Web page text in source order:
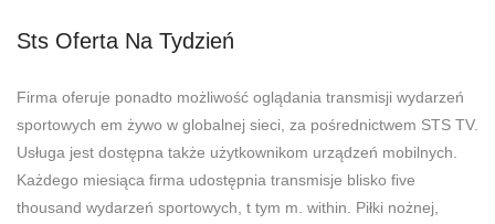
Sts Oferta Na Tydzień
Firma oferuje ponadto możliwość oglądania transmisji wydarzeń
sportowych em żywo w globalnej sieci, za pośrednictwem STS TV.
Usługa jest dostępna także użytkownikom urządzeń mobilnych.
Każdego miesiąca firma udostępnia transmisje blisko five
thousand wydarzeń sportowych, t tym m. within. Piłki nożnej,